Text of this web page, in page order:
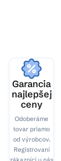
Garancia
najlepšej
ceny
Odoberáme
tovar priamo
od výrobcov.
Registrovaní